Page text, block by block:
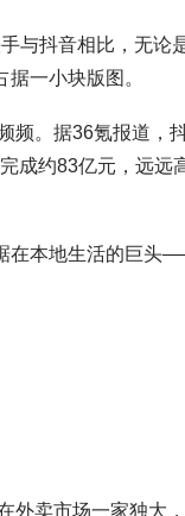
与抖音相比，无论
一小块版图。
频。据36氪报道，
成约83亿元，远远
在本地生活的巨头
外卖市场一家独大，